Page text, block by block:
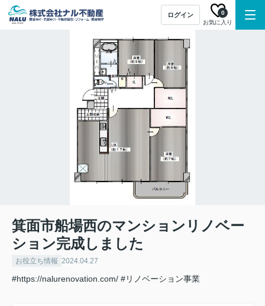
ログイン
お気に入り
0
箕面市船場西のマンションリノベー
ション完成しました
お役立ち情報 2024.04.27
#https://nalurenovation.com/ #リノベーション事業